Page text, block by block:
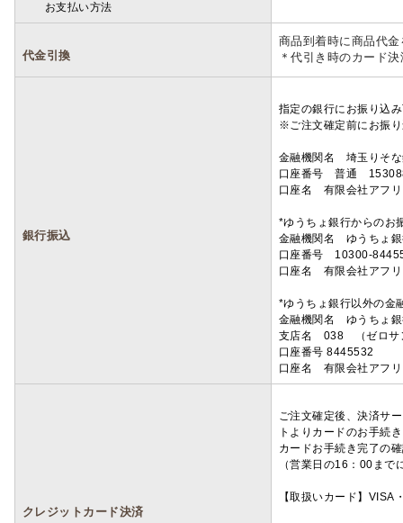
お支払い方法
代金引換
商品到着時に商品代
＊代引き時のカード
銀行振込
指定の銀行にお振り込
※ご注文確定前にお振
金融機関名 埼玉りそ
口座番号 普通
口座名 有限会社アフ
*ゆうちょ銀行からのお
金融機関名 ゆうちょ
口座番号 10300-
口座名 有限会社アフ
*ゆうちょ銀行以外の金
金融機関名 ゆうちょ
支店名 038 （ゼロサ
口座番号 8445532
口座名 有限会社アフ
クレジットカード決済
ご注文確定後、決済サ
トよりカードのお手続
カードお手続き完了の
（営業日の16：00ま
【取扱いカード】